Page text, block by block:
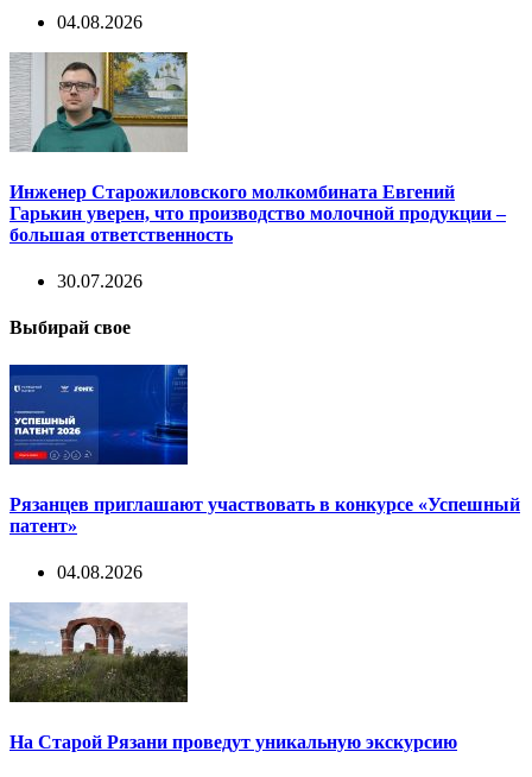
04.08.2026
Инженер Старожиловского молкомбината Евгений
Гарькин уверен, что производство молочной продукции –
большая ответственность
30.07.2026
Выбирай свое
Рязанцев приглашают участвовать в конкурсе «Успешный
патент»
04.08.2026
На Старой Рязани проведут уникальную экскурсию